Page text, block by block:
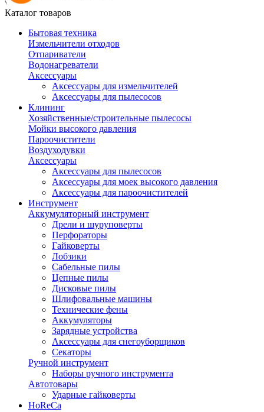
Каталог товаров
Бытовая техника
Измельчители отходов
Отпариватели
Водонагреватели
Аксессуары
Аксессуары для измельчителей
Аксессуары для пылесосов
Клининг
Хозяйственные/строительные пылесосы
Мойки высокого давления
Пароочистители
Воздуходувки
Аксессуары
Аксессуары для пылесосов
Аксессуары для моек высокого давления
Аксессуары для пароочистителей
Инструмент
Аккумуляторный инструмент
Дрели и шуруповерты
Перфораторы
Гайковерты
Лобзики
Сабельные пилы
Цепные пилы
Дисковые пилы
Шлифовальные машины
Технические фены
Аккумуляторы
Зарядные устройства
Аксессуары для снегоуборщиков
Секаторы
Ручной инструмент
Наборы ручного инструмента
Автотовары
Ударные гайковерты
HoReCa